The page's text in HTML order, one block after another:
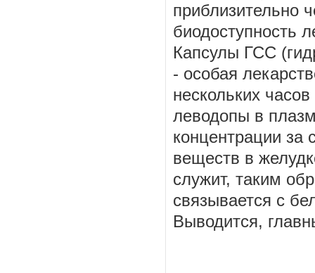
приблизительно
биодоступность
Капсулы ГСС
- особая
нескольких
леводопы в
концентрации за
веществ в
служит, таким
связывается с
Выводится,